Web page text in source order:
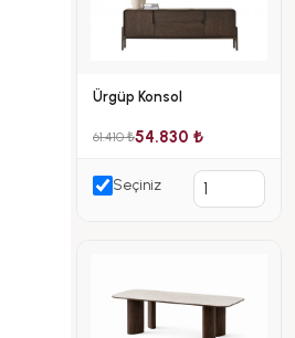
Ürgüp Konsol
61.410 ₺54.830 ₺
Seçiniz